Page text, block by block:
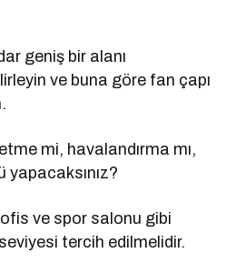
geniş bir alanı
ve buna göre fan çapı
mi, havalandırma mı,
ve spor salonu gibi
tercih edilmelidir.